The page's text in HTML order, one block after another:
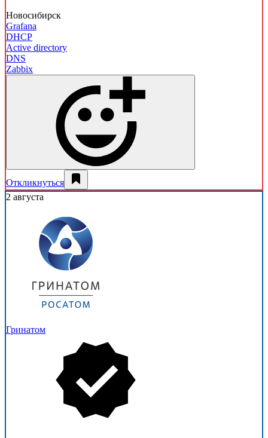
Новосибирск
Grafana
DHCP
Active directory
DNS
Zabbix
Откликнуться
2 августа
Гринатом